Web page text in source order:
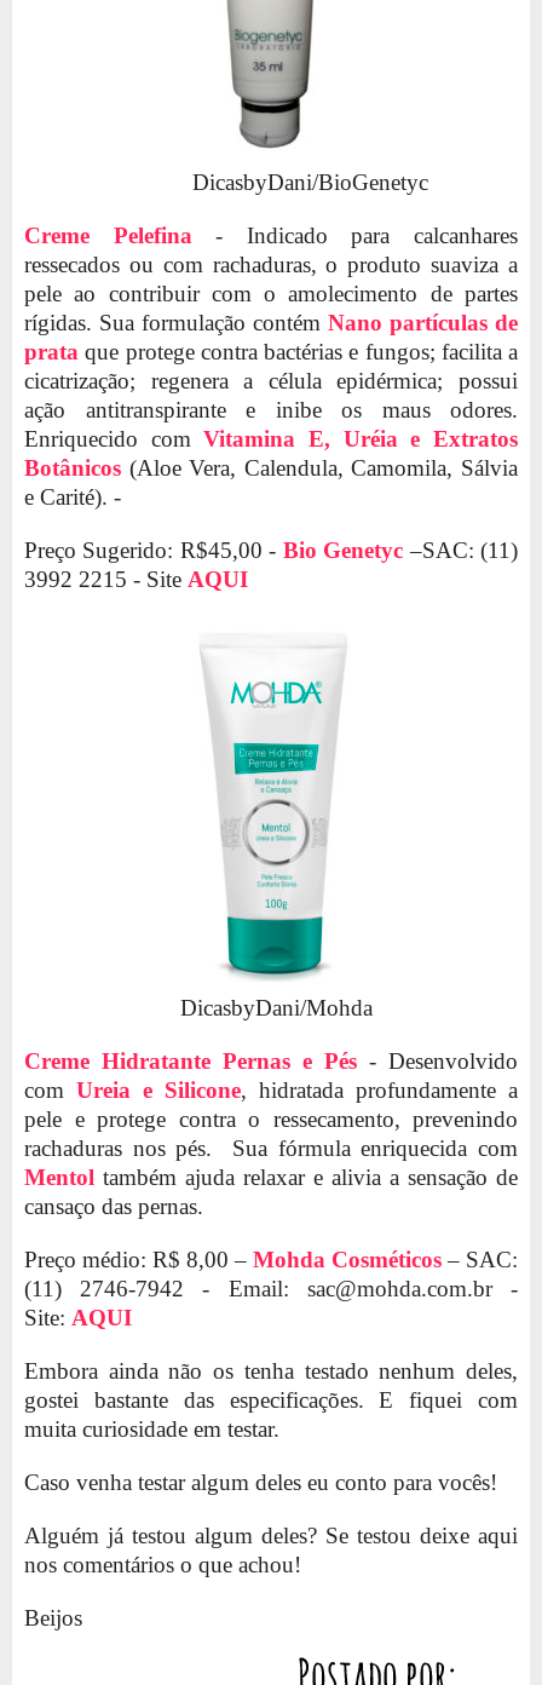
DicasbyDani/BioGenetyc
Creme Pelefina - Indicado para calcanhares
ressecados ou com rachaduras, o produto suaviza a
pele ao contribuir com o amolecimento de partes
rígidas. Sua formulação contém Nano partículas de
prata que protege contra bactérias e fungos; facilita a
cicatrização; regenera a célula epidérmica; possui
ação antitranspirante e inibe os maus odores.
Enriquecido comVitamina E, Uréia e Extratos
Botânicos (Aloe Vera, Calendula, Camomila, Sálvia
e Carité). -
Preço Sugerido: R$45,00 - Bio Genetyc –SAC: (11)
3992 2215 - Site AQUI
DicasbyDani/Mohda
Creme Hidratante Pernas e Pés - Desenvolvido
com Ureia e Silicone, hidratada profundamente a
pele e protege contra o ressecamento, prevenindo
rachaduras nos pés. Sua fórmula enriquecida com
Mentol também ajuda relaxar e alivia a sensação de
cansaço das pernas.
Preço médio: R$ 8,00 – Mohda Cosméticos– SAC:
(11) 2746-7942 - Email: sac@mohda.com.br-
Site: AQUI
Embora ainda não os tenha testado nenhum deles,
gostei bastante das especificações. E fiquei com
muita curiosidade em testar.
Caso venha testar algum deles eu conto para vocês!
Alguém já testou algum deles? Se testou deixe aqui
nos comentários o que achou!
Beijos